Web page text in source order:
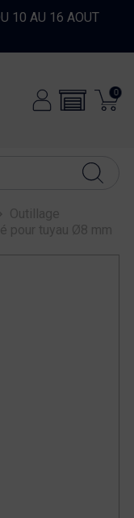
10 AU 16 AOUT
0
Outillage
pour tuyau Ø8 mm